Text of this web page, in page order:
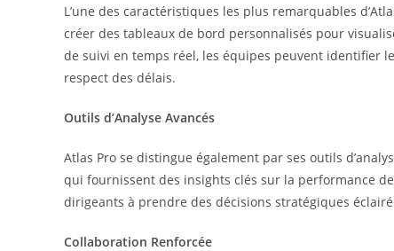
L’une des caractéristiques les plus remarquables
créer des tableaux de bord personnalisés pour
de suivi en temps réel, les équipes peuvent identifier
respect des délais.
Outils d’Analyse Avancés
Atlas Pro se distingue également par ses outils
qui fournissent des insights clés sur la performance
dirigeants à prendre des décisions stratégiques
Collaboration Renforcée